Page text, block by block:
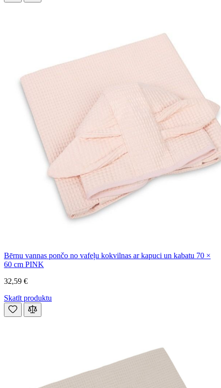
Bērnu vannas pončo no vafeļu kokvilnas ar kapuci un kabatu 70 ×
60 cm PINK
32,59 €
Skatīt produktu